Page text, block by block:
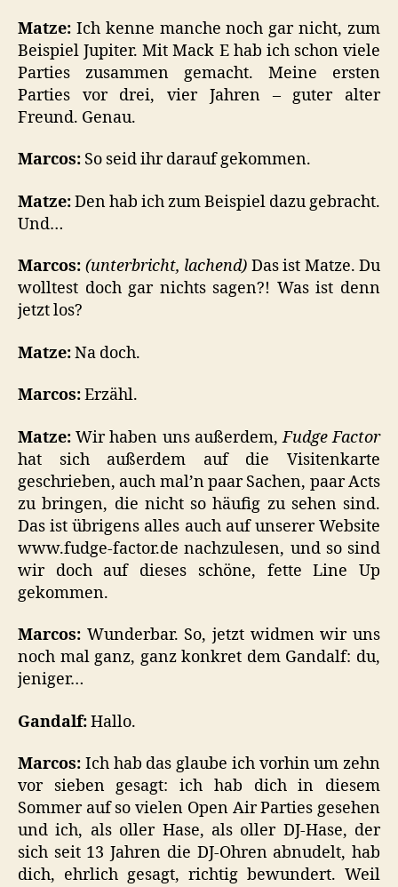
Matze: Ich kenne manche noch gar nicht, zum
Beispiel Jupiter. Mit Mack E hab ich schon viele
Parties zusammen gemacht. Meine ersten
Parties vor drei, vier Jahren – guter alter
Freund. Genau.
Marcos: So seid ihr darauf gekommen.
Matze:Den hab ich zum Beispiel dazu gebracht.
Und…
Marcos: (unterbricht, lachend) Das ist Matze. Du
wolltest doch gar nichts sagen?! Was ist denn
jetzt los?
Matze:Na doch.
Marcos:Erzähl.
Matze: Wir haben uns außerdem,Fudge Factor
hat sich außerdem auf die Visitenkarte
geschrieben, auch mal’n paar Sachen, paar Acts
zu bringen, die nicht so häufig zu sehen sind.
Das ist übrigens alles auch auf unserer Website
www.fudge-factor.de nachzulesen, und so sind
wir doch auf dieses schöne, fette Line Up
gekommen.
Marcos: Wunderbar. So, jetzt widmen wir uns
noch mal ganz, ganz konkret dem Gandalf: du,
jeniger…
Gandalf:Hallo.
Marcos: Ich hab das glaube ich vorhin um zehn
vor sieben gesagt: ich hab dich in diesem
Sommer auf so vielen Open Air Parties gesehen
und ich, als oller Hase, als oller DJ-Hase, der
sich seit 13 Jahren die DJ-Ohren abnudelt, hab
dich, ehrlich gesagt, richtig bewundert. Weil